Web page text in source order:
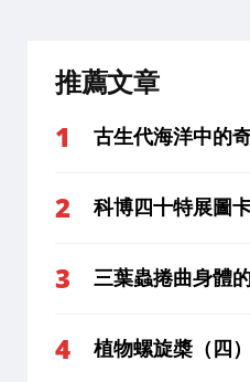
推薦文章
古生代海洋中的
科博四十特展圖
三葉蟲捲曲身體
植物螺旋槳（四